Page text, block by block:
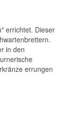
errichtet. Dieser
in den
errungen